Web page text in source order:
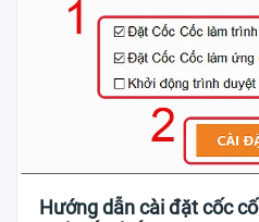
Hướng dẫn cài đặt cốc